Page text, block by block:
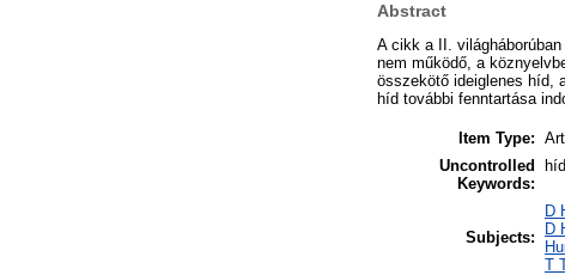
Abstract
A cikk a II.
nem működő, a
összekötő ideiglenes híd,
híd további fenntartása
Item Type:
Uncontrolled
Keywords:
Subjects:
D
D
T